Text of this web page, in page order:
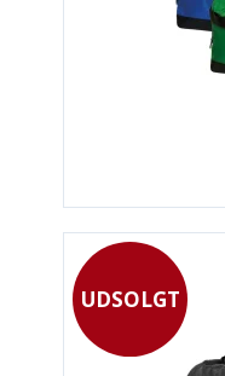
UDSOLGT